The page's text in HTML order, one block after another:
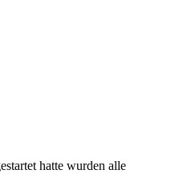
hatte wurden alle